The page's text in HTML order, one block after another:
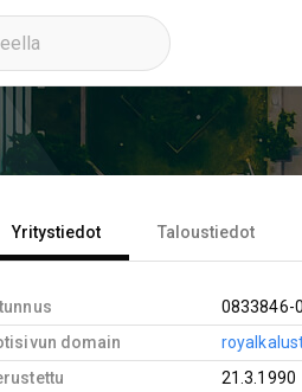
Yritystiedot Taloustiedot
0833846-0
domain
21.3.1990